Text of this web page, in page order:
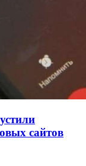
Центральном
переполох“
сайтов